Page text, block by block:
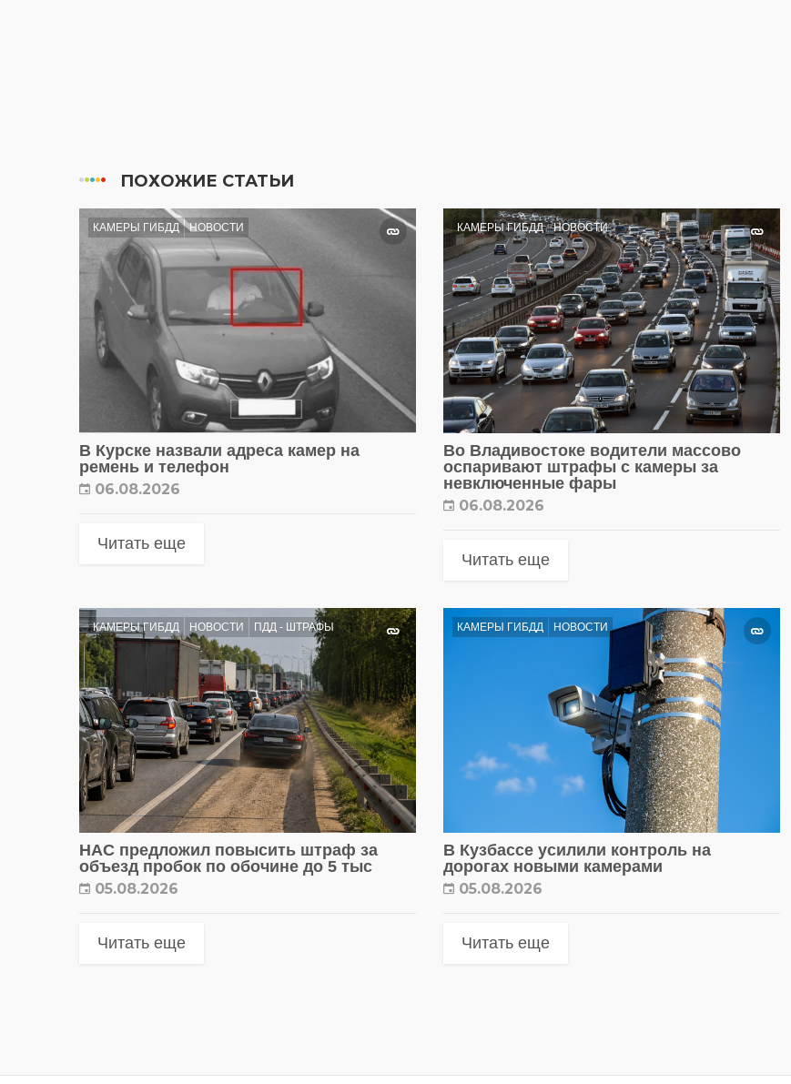
ПОХОЖИЕ СТАТЬИ
КАМЕРЫ ГИБДД НОВОСТИ
В Курске назвали адреса камер на
ремень и телефон
06.08.2026
Читать еще
КАМЕРЫ ГИБДД НОВОСТИ
Во Владивостоке водители массово
оспаривают штрафы с камеры за
невключенные фары
06.08.2026
Читать еще
КАМЕРЫ ГИБДД НОВОСТИ ПДД - ШТРАФЫ
НАС предложил повысить штраф за
объезд пробок по обочине до 5 тыс
05.08.2026
Читать еще
КАМЕРЫ ГИБДД НОВОСТИ
В Кузбассе усилили контроль на
дорогах новыми камерами
05.08.2026
Читать еще